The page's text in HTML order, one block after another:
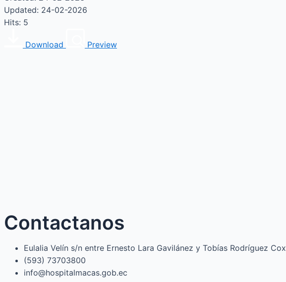
Updated: 24-02-2026
Hits: 5
Download Preview
Contactanos
Eulalia Velín s/n entre Ernesto Lara Gavilánez y Tobías Rodríguez Cox
(593) 73703800​
info@hospitalmacas.gob.ec